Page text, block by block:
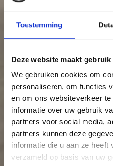
Toestemming
Deze website maakt
We gebruiken cookies om
personaliseren, om functies
en om ons websiteverkeer
informatie over uw gebruik
partners voor social media,
partners kunnen deze
informatie die u aan ze heeft
verzameld op basis van uw